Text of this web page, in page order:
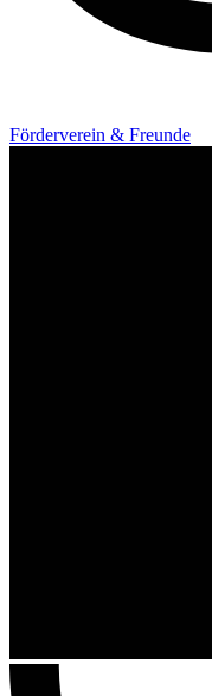
Förderverein & Freunde